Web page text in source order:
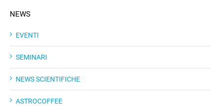
NEWS
EVENTI
SEMINARI
NEWS SCIENTIFICHE
ASTROCOFFEE